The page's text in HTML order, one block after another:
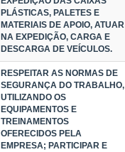
PLÁSTICAS, PALETES E
MATERIAIS DE APOIO, ATUAR
NA EXPEDIÇÃO, CARGA E
DESCARGA DE VEÍCULOS.
RESPEITAR AS NORMAS DE
SEGURANÇA DO TRABALHO,
UTILIZANDO OS
EQUIPAMENTOS E
TREINAMENTOS
OFERECIDOS PELA
EMPRESA; PARTICIPAR E